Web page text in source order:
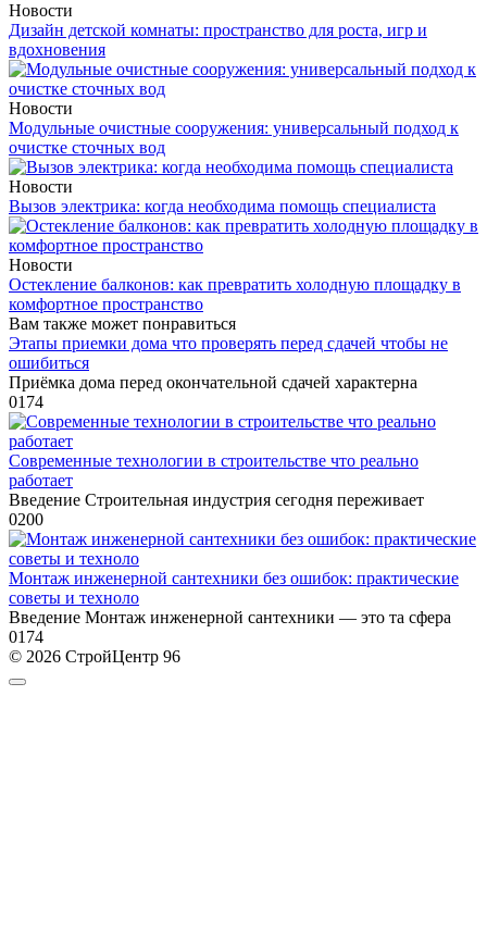
Новости
Дизайн детской комнаты: пространство для роста, игр и
вдохновения
Новости
Модульные очистные сооружения: универсальный подход к
очистке сточных вод
Новости
Вызов электрика: когда необходима помощь специалиста
Новости
Остекление балконов: как превратить холодную площадку в
комфортное пространство
Вам также может понравиться
Этапы приемки дома что проверять перед сдачей чтобы не
ошибиться
Приёмка дома перед окончательной сдачей характерна
0174
Современные технологии в строительстве что реально
работает
Введение Строительная индустрия сегодня переживает
0200
Монтаж инженерной сантехники без ошибок: практические
советы и техноло
Введение Монтаж инженерной сантехники — это та сфера
0174
© 2026 СтройЦентр 96